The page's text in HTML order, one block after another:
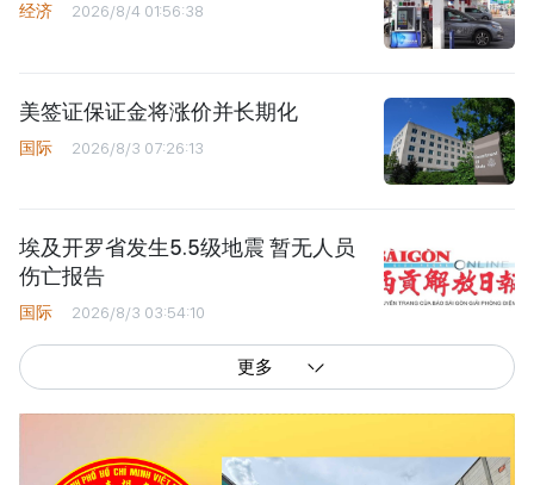
经济 2026/8/4 01:56:38
美签证保证金将涨价并长期化
国际 2026/8/3 07:26:13
埃及开罗省发生5.5级地震 暂无人员
伤亡报告
国际 2026/8/3 03:54:10
更多